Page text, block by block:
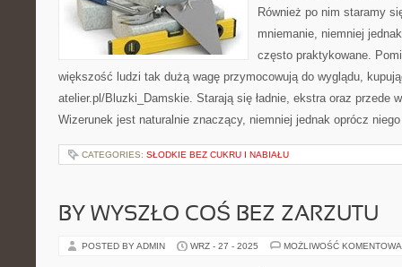
Również po nim staramy
mniemanie, niemniej
często praktykowane.
większość ludzi tak dużą wagę przymocowują do wyglądu,
atelier.pl/Bluzki_Damskie. Starają się ładnie, ekstra oraz przede
Wizerunek jest naturalnie znaczący, niemniej jednak oprócz
CATEGORIES: SŁODKIE BEZ CUKRU I NABIAŁU
BY WYSZŁO COŚ BEZ ZARZUTU
POSTED BY ADMIN WRZ - 27 - 2025 MOŻLIWOŚĆ